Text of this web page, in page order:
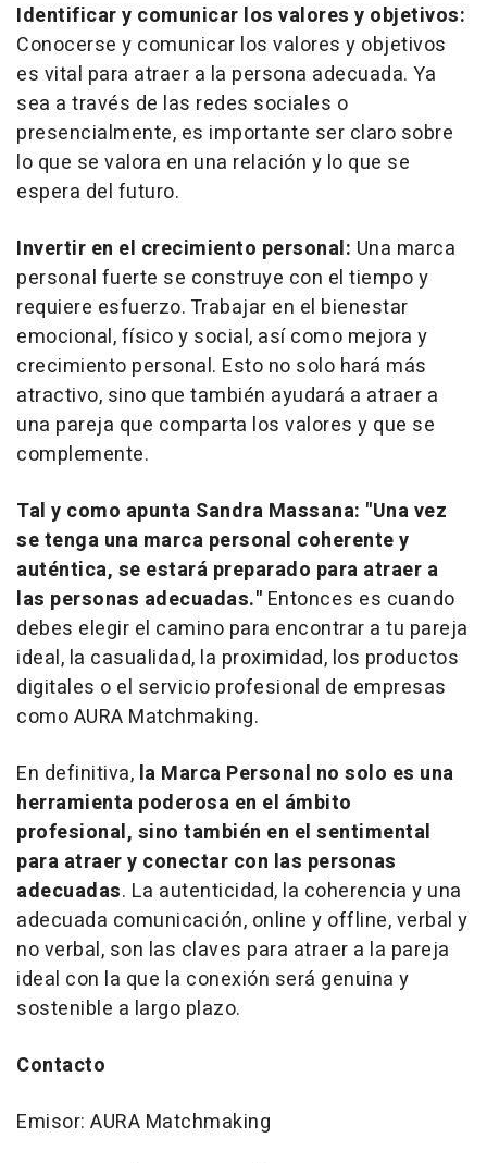
Identificar y comunicar los valores y objetivos:
Conocerse y comunicar los valores y objetivos
es vital para atraer a la persona adecuada. Ya
sea a través de las redes sociales o
presencialmente, es importante ser claro sobre
lo que se valora en una relación y lo que se
espera del futuro.
Invertir en el crecimiento personal: Una marca
personal fuerte se construye con el tiempo y
requiere esfuerzo. Trabajar en el bienestar
emocional, físico y social, así como mejora y
crecimiento personal. Esto no solo hará más
atractivo, sino que también ayudará a atraer a
una pareja que comparta los valores y que se
complemente.
Tal y como apunta Sandra Massana: "Una vez
se tenga una marca personal coherente y
auténtica, se estará preparado para atraer a
las personas adecuadas." Entonces es cuando
debes elegir el camino para encontrar a tu pareja
ideal, la casualidad, la proximidad, los productos
digitales o el servicio profesional de empresas
como AURA Matchmaking.
En definitiva, la Marca Personal no solo es una
herramienta poderosa en el ámbito
profesional, sino también en el sentimental
para atraer y conectar con las personas
adecuadas. La autenticidad, la coherencia y una
adecuada comunicación, online y offline, verbal y
no verbal, son las claves para atraer a la pareja
ideal con la que la conexión será genuina y
sostenible a largo plazo.
Contacto
Emisor: AURA Matchmaking